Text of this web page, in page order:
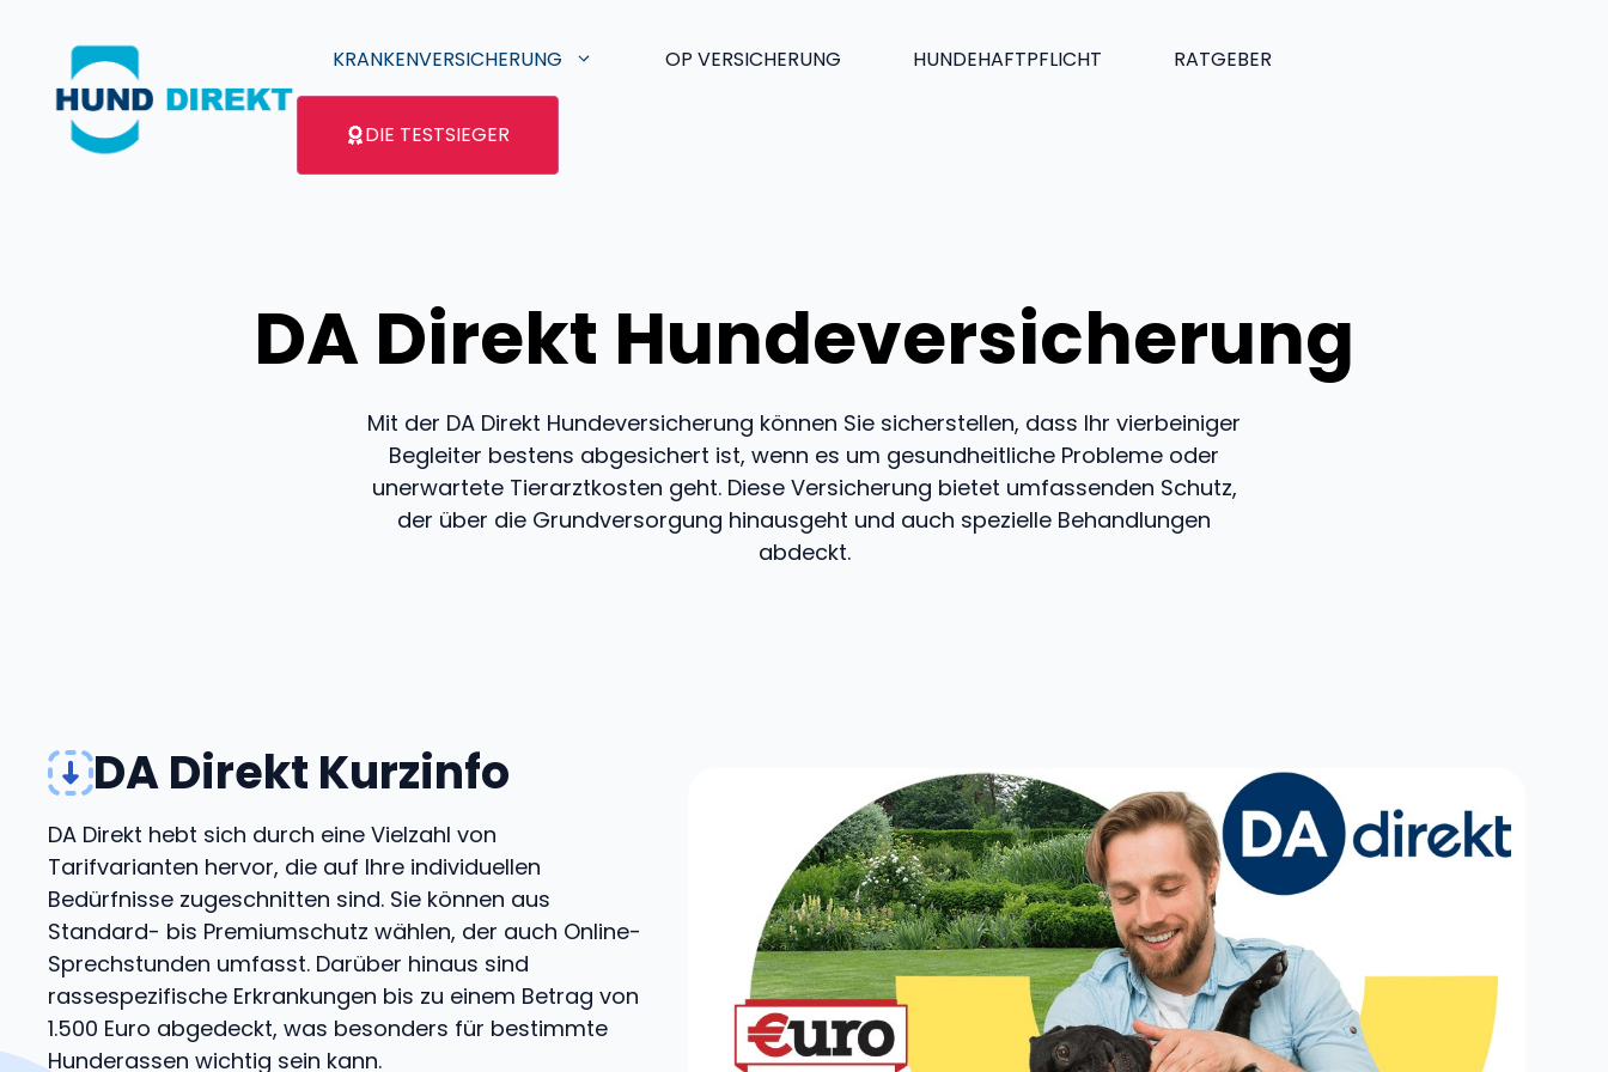
springen
KRANKENVERSICHERUNG OP VERSICHERUNG HUNDEHAFTPFLICHT RATGEBER
DIE TESTSIEGER
DA Direkt Hundeversicherung
Mit der DA Direkt Hundeversicherung können Sie sicherstellen, dass Ihr vierbeiniger
Begleiter bestens abgesichert ist, wenn es um gesundheitliche Probleme oder
unerwartete Tierarztkosten geht. Diese Versicherung bietet umfassenden Schutz,
der über die Grundversorgung hinausgeht und auch spezielle Behandlungen
abdeckt.
DA Direkt Kurzinfo
DA Direkt hebt sich durch eine Vielzahl von
Tarifvarianten hervor, die auf Ihre individuellen
Bedürfnisse zugeschnitten sind. Sie können aus
Standard- bis Premiumschutz wählen, der auch Online-
Sprechstunden umfasst. Darüber hinaus sind
rassespezifische Erkrankungen bis zu einem Betrag von
1.500 Euro abgedeckt, was besonders für bestimmte
Hunderassen wichtig sein kann.